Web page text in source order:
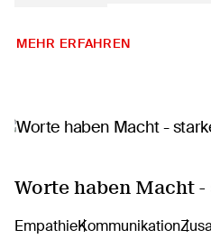
MEHR ERFAHREN
Worte haben Macht -
EmpathieKommunikation